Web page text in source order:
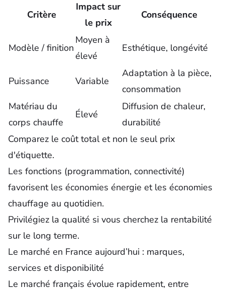
Critère
Impact sur
le prix
Conséquence
Modèle / finition
Moyen à
élevé
Esthétique, longévité
Puissance Variable
Adaptation à la pièce,
consommation
Matériau du
corps chauffe
Élevé
Diffusion de chaleur,
durabilité
Comparez le coût total et non le seul prix
d'étiquette.
Les fonctions (programmation, connectivité)
favorisent les économies énergie et les économies
chauffage au quotidien.
Privilégiez la qualité si vous cherchez la rentabilité
sur le long terme.
Le marché en France aujourd’hui : marques,
services et disponibilité
Le marché français évolue rapidement, entre